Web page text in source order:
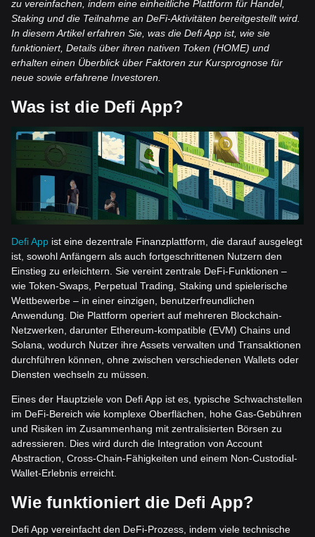
zu vereinfachen, indem eine einheitliche Plattform für Handel,
Staking und die Teilnahme an DeFi-Aktivitäten bereitgestellt wird.
In diesem Artikel erfahren Sie, was die Defi App ist, wie sie
funktioniert, Details über ihren nativen Token (HOME) und
erhalten einen Überblick über Faktoren zur Kursprognose für
neue sowie erfahrene Investoren.
Was ist die Defi App?
Defi App ist eine dezentrale Finanzplattform, die darauf ausgelegt
ist, sowohl Anfängern als auch fortgeschrittenen Nutzern den
Einstieg zu erleichtern. Sie vereint zentrale DeFi-Funktionen –
wie Token-Swaps, Perpetual Trading, Staking und spielerische
Wettbewerbe – in einer einzigen, benutzerfreundlichen
Anwendung. Die Plattform operiert auf mehreren Blockchain-
Netzwerken, darunter Ethereum-kompatible (EVM) Chains und
Solana, wodurch Nutzer ihre Assets verwalten und Transaktionen
durchführen können, ohne zwischen verschiedenen Wallets oder
Diensten wechseln zu müssen.
Eines der Hauptziele von Defi App ist es, typische Schwachstellen
im DeFi-Bereich wie komplexe Oberflächen, hohe Gas-Gebühren
und Risiken im Zusammenhang mit zentralisierten Börsen zu
adressieren. Dies wird durch die Integration von Account
Abstraction, Cross-Chain-Fähigkeiten und einem Non-Custodial-
Wallet-Erlebnis erreicht.
Wie funktioniert die Defi App?
Defi App vereinfacht den DeFi-Prozess, indem viele technische